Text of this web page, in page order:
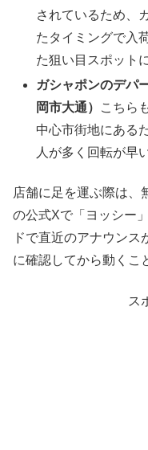
されているため、
たタイミングで入
た狙い目スポット
ガシャポンのデパ
岡市大通）
こちら
中心市街地にある
人が多く回転が早
店舗に足を運ぶ際は、
の公式Xで「ヨッシー
ドで直近のアナウン
に確認してから動くこ
ス